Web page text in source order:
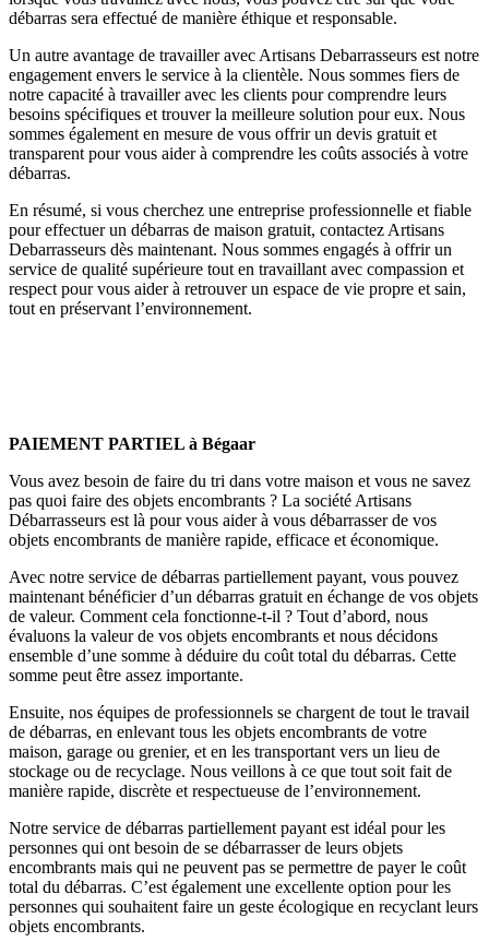
débarras sera effectué de manière éthique et responsable.
Un autre avantage de travailler avec Artisans Debarrasseurs est notre
engagement envers le service à la clientèle. Nous sommes fiers de
notre capacité à travailler avec les clients pour comprendre leurs
besoins spécifiques et trouver la meilleure solution pour eux. Nous
sommes également en mesure de vous offrir un devis gratuit et
transparent pour vous aider à comprendre les coûts associés à votre
débarras.
En résumé, si vous cherchez une entreprise professionnelle et fiable
pour effectuer un débarras de maison gratuit, contactez Artisans
Debarrasseurs dès maintenant. Nous sommes engagés à offrir un
service de qualité supérieure tout en travaillant avec compassion et
respect pour vous aider à retrouver un espace de vie propre et sain,
tout en préservant l’environnement.
PAIEMENT PARTIEL à Bégaar
Vous avez besoin de faire du tri dans votre maison et vous ne savez
pas quoi faire des objets encombrants ? La société Artisans
Débarrasseurs est là pour vous aider à vous débarrasser de vos
objets encombrants de manière rapide, efficace et économique.
Avec notre service de débarras partiellement payant, vous pouvez
maintenant bénéficier d’un débarras gratuit en échange de vos objets
de valeur. Comment cela fonctionne-t-il ? Tout d’abord, nous
évaluons la valeur de vos objets encombrants et nous décidons
ensemble d’une somme à déduire du coût total du débarras. Cette
somme peut être assez importante.
Ensuite, nos équipes de professionnels se chargent de tout le travail
de débarras, en enlevant tous les objets encombrants de votre
maison, garage ou grenier, et en les transportant vers un lieu de
stockage ou de recyclage. Nous veillons à ce que tout soit fait de
manière rapide, discrète et respectueuse de l’environnement.
Notre service de débarras partiellement payant est idéal pour les
personnes qui ont besoin de se débarrasser de leurs objets
encombrants mais qui ne peuvent pas se permettre de payer le coût
total du débarras. C’est également une excellente option pour les
personnes qui souhaitent faire un geste écologique en recyclant leurs
objets encombrants.